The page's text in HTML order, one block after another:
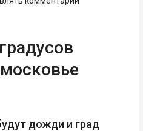
дожди и град